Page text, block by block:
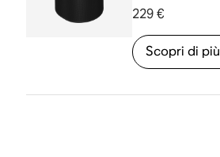
229 €
Scopri di più